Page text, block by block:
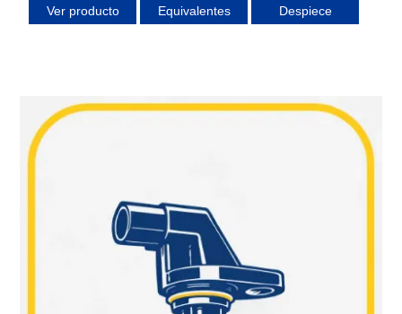
Ver producto Equivalentes Despiece